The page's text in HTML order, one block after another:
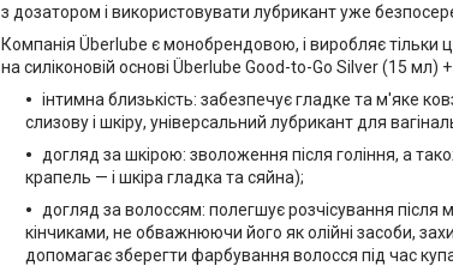
з дозатором і використовувати лубрикант уже
Компанія Überlube є монобрендовою, і виробляє тільки
на силіконовій основі Überlube Good-to-Go Silver (15 мл)
інтимна близькість: забезпечує гладке та м'яке
слизову і шкіру, універсальний лубрикант для
догляд за шкірою: зволоження після гоління, а
крапель — і шкіра гладка та сяйна);
догляд за волоссям: полегшує розчісування
кінчиками, не обважнюючи його як олійні засоби,
допомагає зберегти фарбування волосся під час